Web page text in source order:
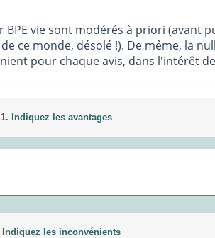
BPE vie sont modérés à priori (avant
ce monde, désolé !). De même, la
pour chaque avis, dans l'intérêt
1. Indiquez les avantages
Indiquez les inconvénients